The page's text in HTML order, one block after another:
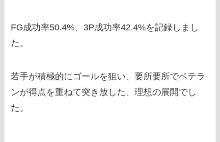
FG成功率50.4%、3P成功率42.4%を記録しまし
た。
若手が積極的にゴールを狙い、要所要所でベテラ
ンが得点を重ねて突き放した、理想の展開でし
た。